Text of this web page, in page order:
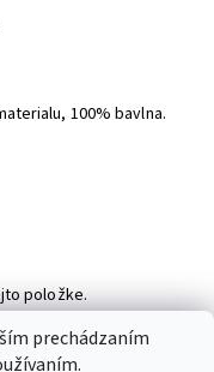
100% bavlna.
položke.
prechádzaním